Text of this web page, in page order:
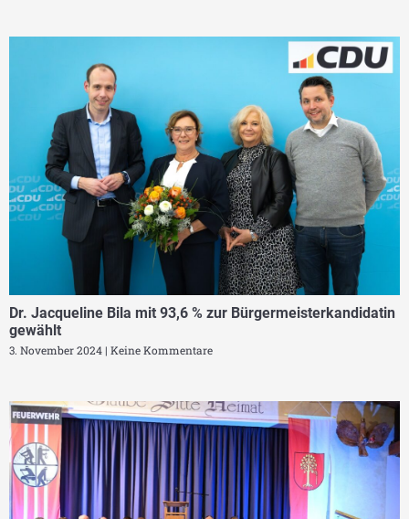
Dr. Jacqueline Bila mit 93,6 % zur Bürgermeisterkandidatin
gewählt
3. November 2024 Keine Kommentare